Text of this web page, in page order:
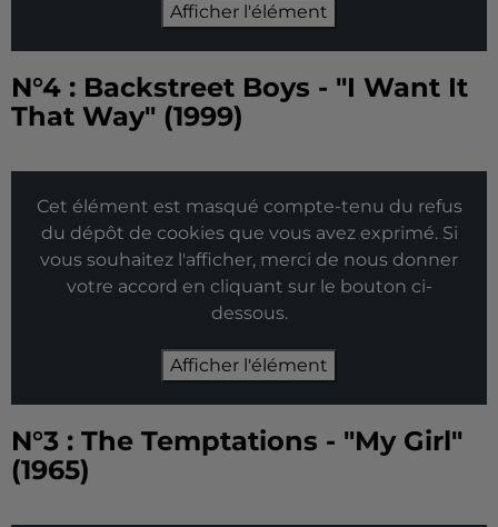
Afficher l'élément
N°4 : Backstreet Boys - "I Want It
That Way" (1999)
Cet élément est masqué compte-tenu du refus
du dépôt de cookies que vous avez exprimé. Si
vous souhaitez l'afficher, merci de nous donner
votre accord en cliquant sur le bouton ci-
dessous.
Afficher l'élément
N°3 : The Temptations - "My Girl"
(1965)